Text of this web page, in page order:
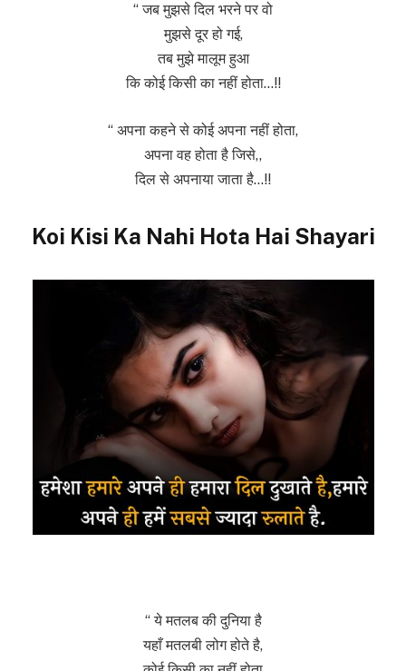
“ जब मुझसे दिल भरने पर वो
मुझसे दूर हो गई,
तब मुझे मालूम हुआ
कि कोई किसी का नहीं होता…!!
“ अपना कहने से कोई अपना नहीं होता,
अपना वह होता है जिसे,,
दिल से अपनाया जाता है…!!
Koi Kisi Ka Nahi Hota Hai Shayari
“ ये मतलब की दुनिया है
यहाँ मतलबी लोग होते है,